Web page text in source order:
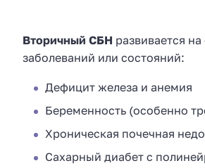
Вторичный СБН развивается
заболеваний или состояний:
Дефицит железа и анемия
Беременность (особенно
Хроническая почечная
Сахарный диабет с